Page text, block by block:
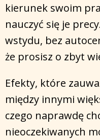
kierunek swoim
nauczyć się je
wstydu, bez
że prosisz o zbyt
Efekty, które
między innymi
czego naprawdę
nieoczekiwanych